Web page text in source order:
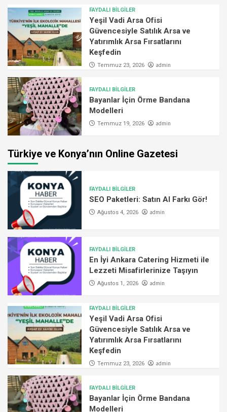
FAYDALI BİLGİLER
Yeşil Vadi Arsa Ofisi
Güvencesiyle Satılık Arsa ve
Yatırımlık Arsa Fırsatlarını
Keşfedin
Temmuz 23, 2026 admin
FAYDALI BİLGİLER
Bayanlar İçin Örme Bandana
Modelleri
Temmuz 19, 2026 admin
Türkiye ve Konya’nın Online Gazetesi
FAYDALI BİLGİLER
SEO Paketleri: Satın Al Farkı Gör!
Ağustos 4, 2026 admin
FAYDALI BİLGİLER
En İyi Ankara Catering Hizmeti ile
Lezzeti Misafirlerinize Taşıyın
Ağustos 1, 2026 admin
FAYDALI BİLGİLER
Yeşil Vadi Arsa Ofisi
Güvencesiyle Satılık Arsa ve
Yatırımlık Arsa Fırsatlarını
Keşfedin
Temmuz 23, 2026 admin
FAYDALI BİLGİLER
Bayanlar İçin Örme Bandana
Modelleri